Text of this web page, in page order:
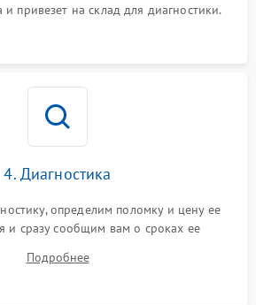
привезет на склад для диагностики.
4. Диагностика
определим поломку и цену ее
и сразу сообщим вам о сроках ее
Подробнее